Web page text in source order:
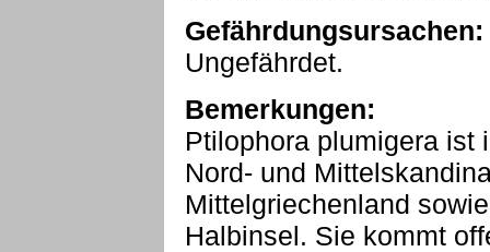
Gefährdungsursachen:
Ungefährdet.
Bemerkungen:
Ptilophora plumigera ist
Nord- und
Mittelgriechenland
Halbinsel. Sie kommt